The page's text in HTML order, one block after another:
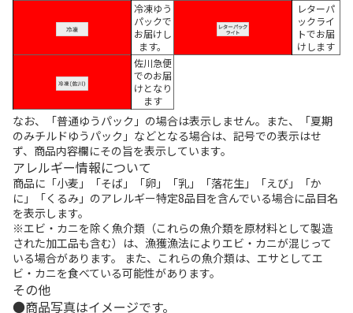
冷凍ゆう
パックで
お届けし
ます。
レターパ
ックライ
トでお届
けします
佐川急便
でのお届
けとなり
ます
なお、「普通ゆうパック」の場合は表示しません。また、「夏期
のみチルドゆうパック」などとなる場合は、記号での表示はせ
ず、商品内容欄にその旨を表示しています。
アレルギー情報について
商品に「小麦」「そば」「卵」「乳」「落花生」「えび」「か
に」「くるみ」のアレルギー特定8品目を含んでいる場合に品目名
を表示します。
※エビ・カニを除く魚介類（これらの魚介類を原材料として製造
された加工品も含む）は、漁獲漁法によりエビ・カニが混じって
いる場合があります。 また、これらの魚介類は、エサとしてエ
ビ・カニを食べている可能性があります。
その他
商品写真はイメージです。